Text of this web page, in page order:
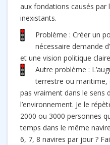
aux fondations causés par
inexistants.
Problème : Créer un
nécessaire demande
et une vision politique
Autre problème :
terrestre ou maritime,
pas vraiment dans le sens
l’environnement. Je le
2000 ou 3000 personnes
temps dans le même
6, 7, 8 navires par jour ?